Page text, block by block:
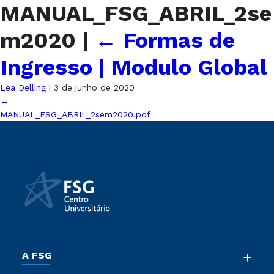
MANUAL_FSG_ABRIL_2se
m2020 | ← Formas de
Ingresso | Modulo Global
Lea Delling | 3 de junho de 2020
←
MANUAL_FSG_ABRIL_2sem2020.pdf
A FSG